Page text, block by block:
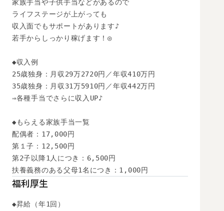
家族手当や子供手当などがあるので
ライフステージが上がっても
収入面でもサポートがあります♪
若手からしっかり稼げます！◎
◆収入例
25歳独身：月収29万2720円／年収410万円
35歳独身：月収31万5910円／年収442万円
⇒各種手当でさらに収入UP♪
◆もらえる家族手当一覧
配偶者：17,000円
第１子：12,500円
第2子以降1人につき：6,500円
扶養義務のある父母1名につき：1,000円
福利厚生
◆昇給（年1回）